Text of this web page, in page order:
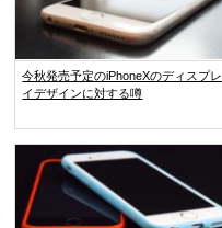
今秋発売予定のiPhoneXのディスプレ
イデザインに対する噂